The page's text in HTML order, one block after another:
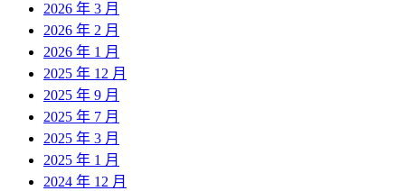
2026 年 3 月
2026 年 2 月
2026 年 1 月
2025 年 12 月
2025 年 9 月
2025 年 7 月
2025 年 3 月
2025 年 1 月
2024 年 12 月